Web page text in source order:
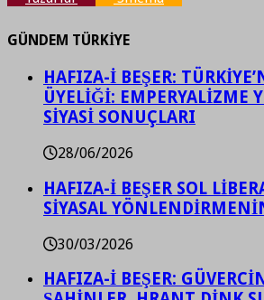
GÜNDEM TÜRKİYE
HAFIZA-İ BEŞER:
ÜYELİĞİ: EMPERYALİZME
SİYASİ SONUÇLARI
28/06/2026
HAFIZA-İ BEŞER SOL
SİYASAL
30/03/2026
HAFIZA-İ BEŞER: